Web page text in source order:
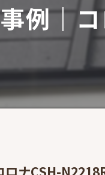
例｜
ナCSH-